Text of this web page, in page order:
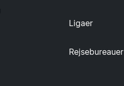
Ligaer
Rejsebureauer